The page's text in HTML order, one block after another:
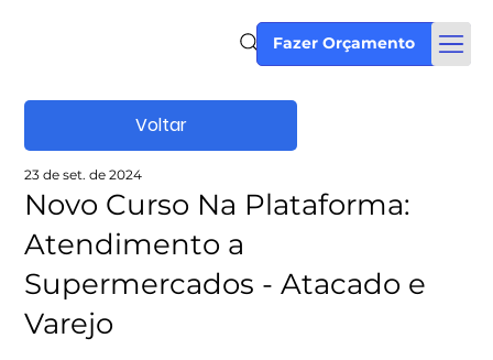
Fazer Orçamento
Voltar
Novo Curso Na Plataforma:
Atendimento a
Supermercados - Atacado e
Varejo
23 de set. de 2024